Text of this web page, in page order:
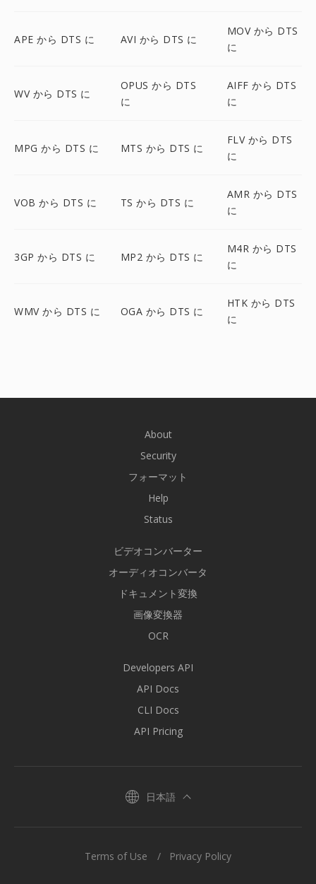
APE から DTS に AVI から DTS に
MOV から DTS
に
WV から DTS に
OPUS から DTS
に
AIFF から DTS
に
MPG から DTS に MTS から DTS に
FLV から DTS
に
VOB から DTS に TS から DTS に
AMR から DTS
に
3GP から DTS に MP2 から DTS に
M4R から DTS
に
WMV から DTS に OGA から DTS に
HTK から DTS
に
About
Security
フォーマット
Help
Status
ビデオコンバーター
オーディオコンバータ
ドキュメント変換
画像変換器
OCR
Developers API
API Docs
CLI Docs
API Pricing
日本語
Terms of Use Privacy Policy